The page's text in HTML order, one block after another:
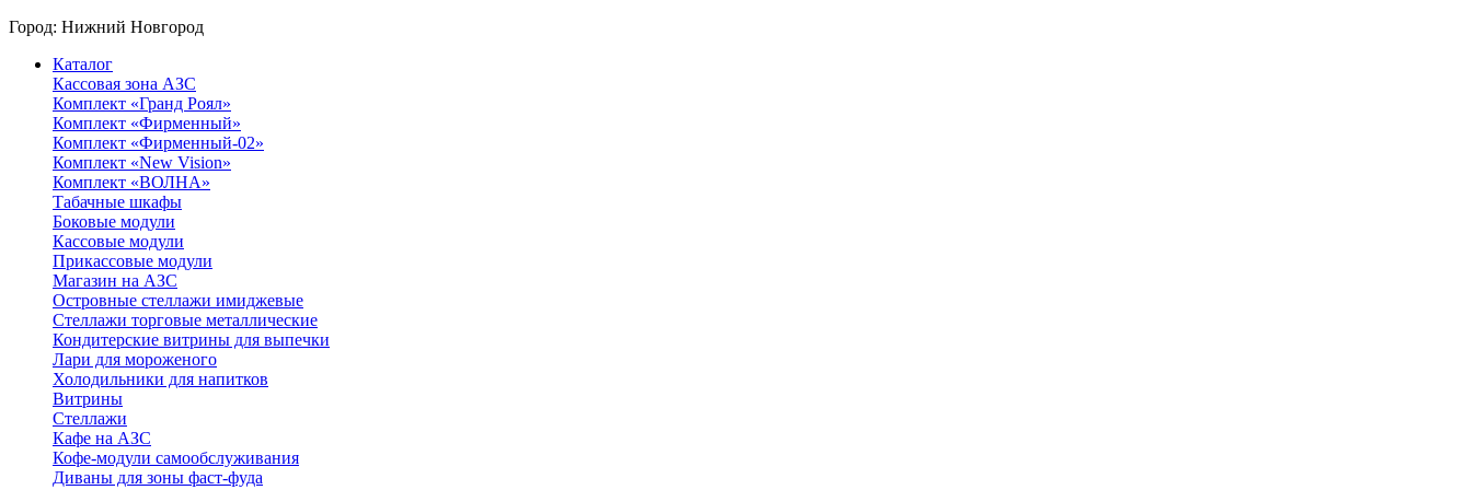
Город: Нижний Новгород
Каталог
Кассовая зона АЗС
Комплект «Гранд Роял»
Комплект «Фирменный»
Комплект «Фирменный-02»
Комплект «New Vision»
Комплект «ВОЛНА»
Табачные шкафы
Боковые модули
Кассовые модули
Прикассовые модули
Магазин на АЗС
Островные стеллажи имиджевые
Стеллажи торговые металлические
Кондитерские витрины для выпечки
Лари для мороженого
Холодильники для напитков
Витрины
Стеллажи
Кафе на АЗС
Кофе-модули самообслуживания
Диваны для зоны фаст-фуда